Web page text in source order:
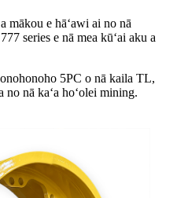
mākou e hāʻawi ai no nā
series e nā mea kūʻai aku a
5PC o nā kaila TL,
no nā kaʻa hoʻolei mining.